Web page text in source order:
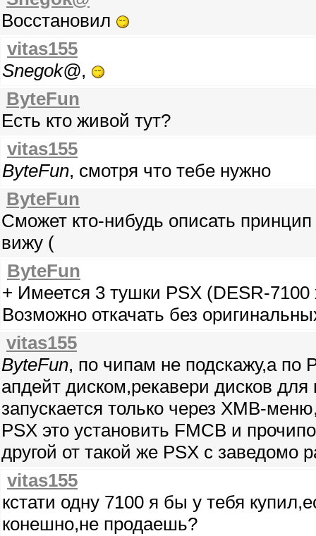
Восстановил
vitas155
Snegok@,
ByteFun
Есть кто живой тут?
vitas155
ByteFun, смотря что тебе нужно
ByteFun
Сможет кто-нибудь описать
вижу (
ByteFun
+ Имеется 3 тушки PSX (DESR-
Возможно откачать без
vitas155
ByteFun, по чипам не подскажу,а по
апдейт диском,рекавери дисков
запускается только через XMB-
PSX это установить FMCB и
другой от такой же PSX с заведомо
vitas155
кстати одну 7100 я бы у тебя
конешно,не продаешь?